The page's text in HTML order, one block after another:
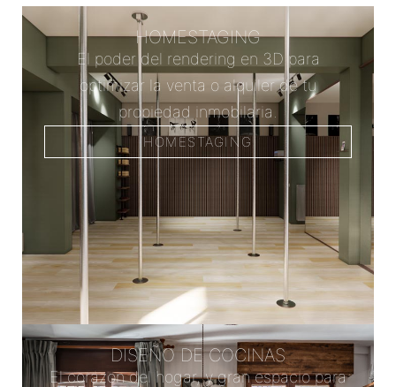
HOMESTAGING
El poder del rendering en 3D para
optimizar la venta o alquiler de tu
propiedad inmobilaria.
HOMESTAGING
DISEÑO DE COCINAS
El corazon del hogar, y gran espacio para